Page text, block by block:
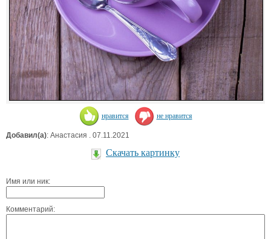
нравится не нравится
Добавил(а): Анастасия . 07.11.2021
Скачать картинку
Имя или ник:
Комментарий: